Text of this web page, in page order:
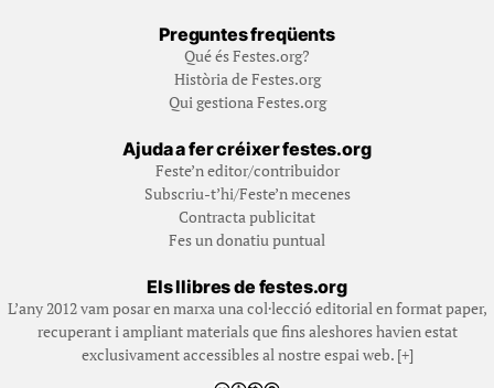
Preguntes freqüents
Qué és Festes.org?
Història de Festes.org
Qui gestiona Festes.org
Ajuda a fer créixer festes.org
Feste’n editor/contribuidor
Subscriu-t’hi/Feste’n mecenes
Contracta publicitat
Fes un donatiu puntual
Els llibres de festes.org
L’any 2012 vam posar en marxa una col·lecció editorial en format paper,
recuperant i ampliant materials que fins aleshores havien estat
exclusivament accessibles al nostre espai web. [+]